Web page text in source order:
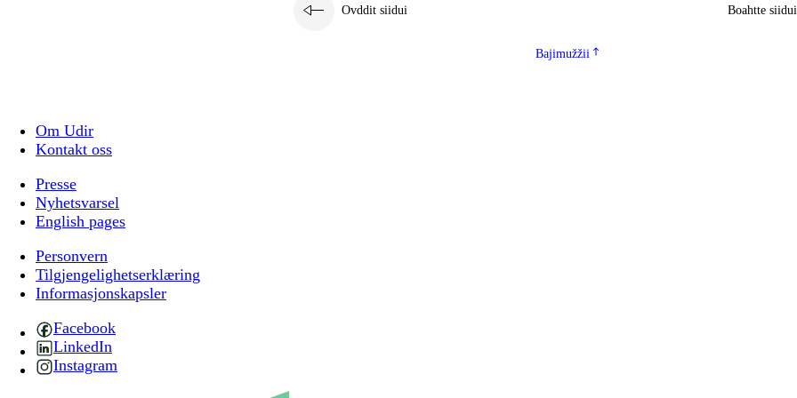
Ovddit siidui Boahtte siidui
Bajimužžii
Om Udir
Kontakt oss
Presse
Nyhetsvarsel
English pages
Personvern
Tilgjengelighetserklæring
Informasjonskapsler
Facebook
LinkedIn
Instagram